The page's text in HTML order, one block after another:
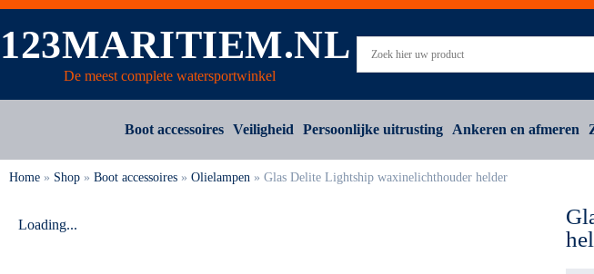
123MARITIEM.NL
De meest complete watersportwinkel
Boot accessoires Veiligheid Persoonlijke uitrusting Ankeren en afmeren
Home » Shop » Boot accessoires » Olielampen » Glas Delite Lightship waxinelichthouder helder
Loading...